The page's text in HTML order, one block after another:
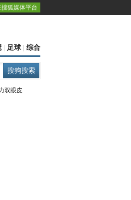
狐媒体平台
足球 综合
双眼皮